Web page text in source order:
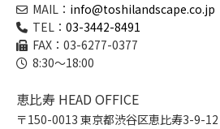
MAIL： info@toshilandscape.co.jp
TEL： 03-3442-8491
FAX：03-6277-0377
8:30～18:00
恵比寿 HEAD OFFICE
〒150-0013 東京都渋谷区恵比寿3-9-12